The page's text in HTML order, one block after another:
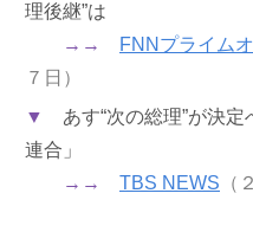
理後継”は
→→
FNNプライム
７日）
▼
あす“次の総理”が決定
連合」
→→
TBS NEWS （